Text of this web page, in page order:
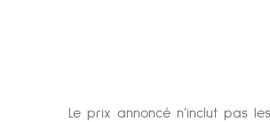
Le prix annoncé n’inclut pas